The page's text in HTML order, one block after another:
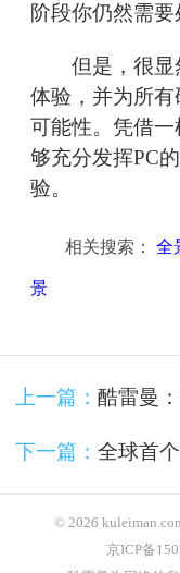
阶段你仍然需要
但是，很显
体验，并为所
可能性。凭借
够充分发挥PC
验。
相关搜索： 全
景
上一篇： 酷雷曼
下一篇： 全球首
© 2026
京ICP备